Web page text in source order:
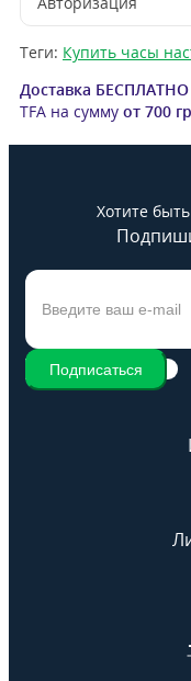
Теги: Купить часы
Доставка БЕСПЛАТНО
TFA на сумму от 700
Хотите
Подписаться